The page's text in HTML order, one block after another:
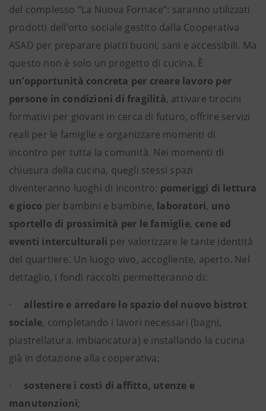
del complesso “La Nuova Fornace”: saranno utilizzati
prodotti dell’orto sociale gestito dalla Cooperativa
ASAD per preparare piatti buoni, sani e accessibili. Ma
questo non è solo un progetto di cucina. È
un’opportunità concreta per creare lavoro per
persone in condizioni di fragilità, attivare tirocini
formativi per giovani in cerca di futuro, offrire servizi
reali per le famiglie e organizzare momenti di
incontro per tutta la comunità. Nei momenti di
chiusura della cucina, quegli stessi spazi
diventeranno luoghi di incontro: pomeriggi di lettura
e gioco per bambini e bambine, laboratori, uno
sportello di prossimità per le famiglie, cene ed
eventi interculturali per valorizzare le tante identità
del quartiere. Un luogo vivo, accogliente, aperto. Nel
dettaglio, i fondi raccolti permetteranno di:
· allestire e arredare lo spazio del nuovo bistrot
sociale, completando i lavori necessari (bagni,
piastrellatura, imbiancatura) e installando la cucina
già in dotazione alla cooperativa;
· sostenere i costi di affitto, utenze e
manutenzioni;